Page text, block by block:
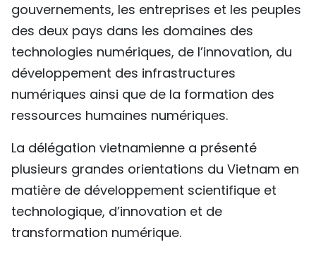
gouvernements, les entreprises et les peuples
des deux pays dans les domaines des
technologies numériques, de l’innovation, du
développement des infrastructures
numériques ainsi que de la formation des
ressources humaines numériques.
La délégation vietnamienne a présenté
plusieurs grandes orientations du Vietnam en
matière de développement scientifique et
technologique, d’innovation et de
transformation numérique.